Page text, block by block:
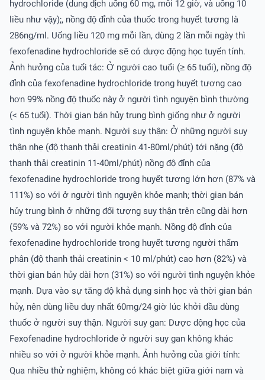
hydrochloride (dung dịch uống 60 mg, mỗi 12 giờ, và uống 10
liều như vậy);, nồng độ đỉnh của thuốc trong huyết tương là
286ng/ml. Uống liều 120 mg mỗi lần, dùng 2 lần mỗi ngày thì
fexofenadine hydrochloride sẽ có dược động học tuyến tính.
Ảnh hưởng của tuổi tác: Ở người cao tuổi (≥ 65 tuổi), nồng độ
đỉnh của fexofenadine hydrochloride trong huyết tương cao
hơn 99% nồng độ thuốc này ở người tình nguyện bình thường
(< 65 tuổi). Thời gian bán hủy trung bình giống như ở người
tình nguyện khỏe mạnh. Người suy thận: Ở những người suy
thận nhẹ (độ thanh thải creatinin 41-80ml/phút) tới nặng (độ
thanh thải creatinin 11-40ml/phút) nồng độ đỉnh của
fexofenadine hydrochloride trong huyết tương lớn hơn (87% và
111%) so với ở người tình nguyện khỏe mạnh; thời gian bán
hủy trung bình ở những đối tượng suy thận trên cũng dài hơn
(59% và 72%) so với người khỏe mạnh. Nồng độ đỉnh của
fexofenadine hydrochloride trong huyết tương người thẩm
phân (độ thanh thải creatinin < 10 ml/phút) cao hơn (82%) và
thời gian bán hủy dài hơn (31%) so với người tình nguyện khỏe
mạnh. Dựa vào sự tăng độ khả dụng sinh học và thời gian bán
hủy, nên dùng liều duy nhất 60mg/24 giờ lúc khởi đầu dùng
thuốc ở người suy thận. Người suy gan: Dược động học của
Fexofenadine hydrochloride ở người suy gan không khác
nhiều so với ở người khỏe mạnh. Ảnh hưởng của giới tính:
Qua nhiều thử nghiệm, không có khác biệt giữa giới nam và